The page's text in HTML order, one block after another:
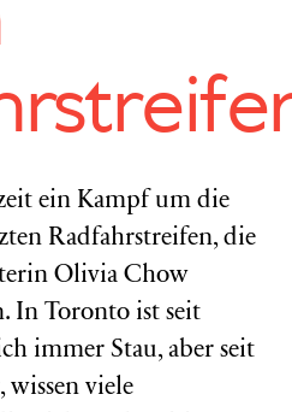
ein Kampf um die
Radfahrstreifen, die
Olivia Chow
In Toronto ist seit
immer Stau, aber seit
wissen viele